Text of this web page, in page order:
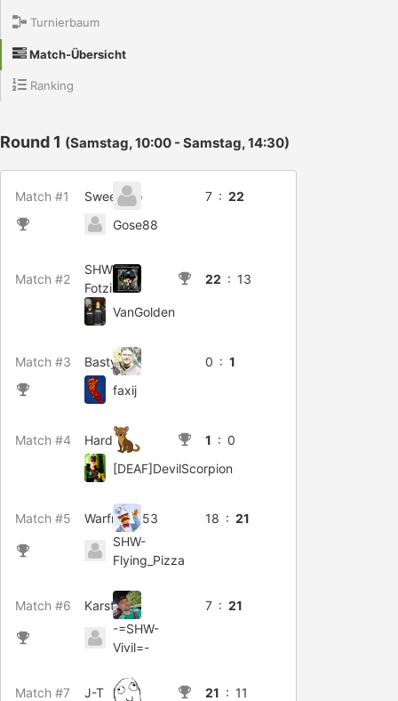
Turnierbaum
Match-Übersicht
Ranking
Round 1 (Samstag, 10:00 - Samstag, 14:30)
Match #1 Sweetczo 7 : 22
Gose88
Match #2
SHW-
FotziBaer
22 : 13
VanGolden
Match #3 Bastyfive 0 : 1
faxij
Match #4 HardCora 1 : 0
[DEAF]DevilScorpion
Match #5 Warfront353 18 : 21
SHW-
Flying_Pizza
Match #6 Karsten 7 : 21
-=SHW-
Vivil=-
Match #7 J-T 21 : 11